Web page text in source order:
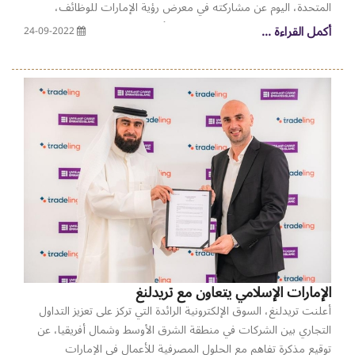
المتحدة، اليوم عن مشاركته في معرض رؤية الإمارات للوظائف،
المعرض السنوي الذي يشكل منصة رائدة للتوظيف وتنمية المهارات
والتواصل لتمكين الشباب الإماراتي. بالتعاون مع كليات التقنية العليا،
ومؤسسة محمد بن راشد لتنمية المشاريع الصغيرة Dubai SME، التي
تعد جزءاً متكامل الخدمات يتبع لاقتصادية دبي، ودائرة الموارد البشرية
لحكومة دبي. ويأتي المعرض هذا العام كنسخةٍ محسّنة من معرض
الإمارات للوظائف المعتاد، وقد أطلق عليه منظموه تسمية "رؤية"
سعياً منهم لرسم صورة للمستقبل تعزز الشغف وتمثل طموحاتنا
وآمالنا. ويعد معرض الإمارات للوظائف من أهم معارض التوظيف
والتدريب الرائدة على مستوى الدولة، وقد تم إطلاقه بهدف تزويد
مواطني دولة الإمارات بالأدوات اللازمة لبناء مسيرة مهنية للمستقبل.
ومن المتوقع أن يستقطب المعرض هذا العام عدداً كبيراً من الخريجين
والمهنيين الإماراتيين، إذ أنه يوفر منصة تمكن الشباب من التواصل مع
صناع القرار وزيادة معارفهم من خلال ورش عمل متخصصة، وبرامج
تدريبية لتطوير مهاراتهم، وتوسيع آفاقهم وشحذ هممهم عبر المشاركة
في جلسات تحفيزية.
أكمل القراءة ...
الإمارات الإسلامي يتعاون مع تريدلنغ
أعلنت تريدلنغ، السوق الإلكترونية الرائدة التي تركز على تعزيز التداول
التجاري بين الشركات في منطقة الشرق الأوسط وشمال أفريقيا، عن
توقيع مذكرة تفاهم مع الحلول المصرفية للأعمال في الإمارات